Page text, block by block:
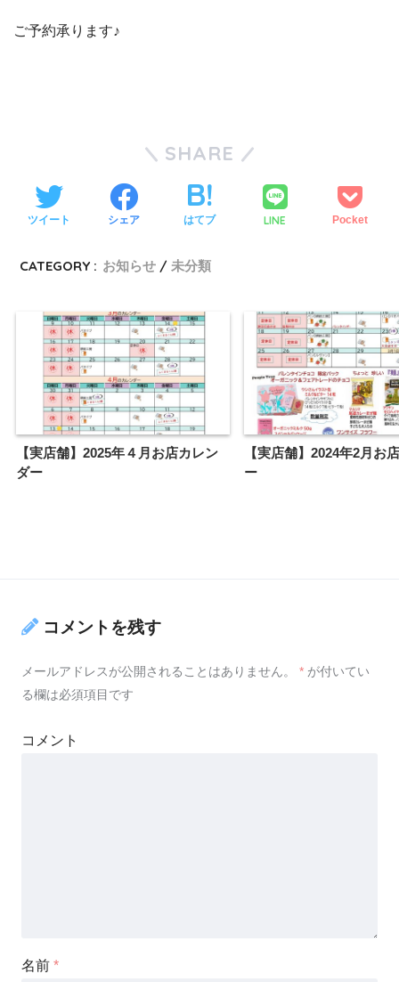
ご予約承ります♪
SHARE
ツイート シェア はてブ LINE Pocket
CATEGORY : お知らせ 未分類
【実店舗】2025年４月お店カレン
ダー
【実店舗】2024年2月お
ー
コメントを残す
メールアドレスが公開されることはありません。 * が付いてい
る欄は必須項目です
コメント
名前 *